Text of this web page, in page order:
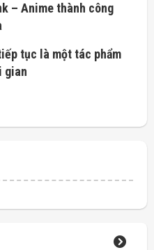
– Anime thành công
tục là một tác phẩm
gian